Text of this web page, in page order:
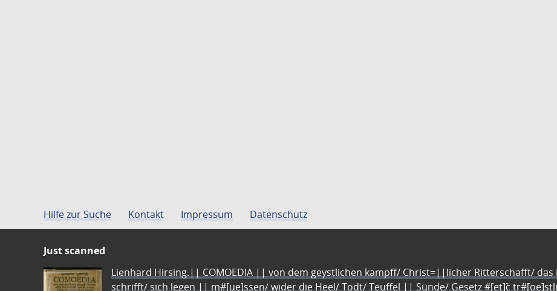
Hilfe zur Suche Kontakt Impressum Datenschutz
Just scanned
Lienhard Hirsing.|| COMOEDIA || von dem geystlichen kampff/ Christ=||licher Ritterschafft/
schrifft/ sich legen || m#[ue]ssen/ wider die Heel/ Todt/ Teuffel || Sünde/ Gesetz #[et]c̃